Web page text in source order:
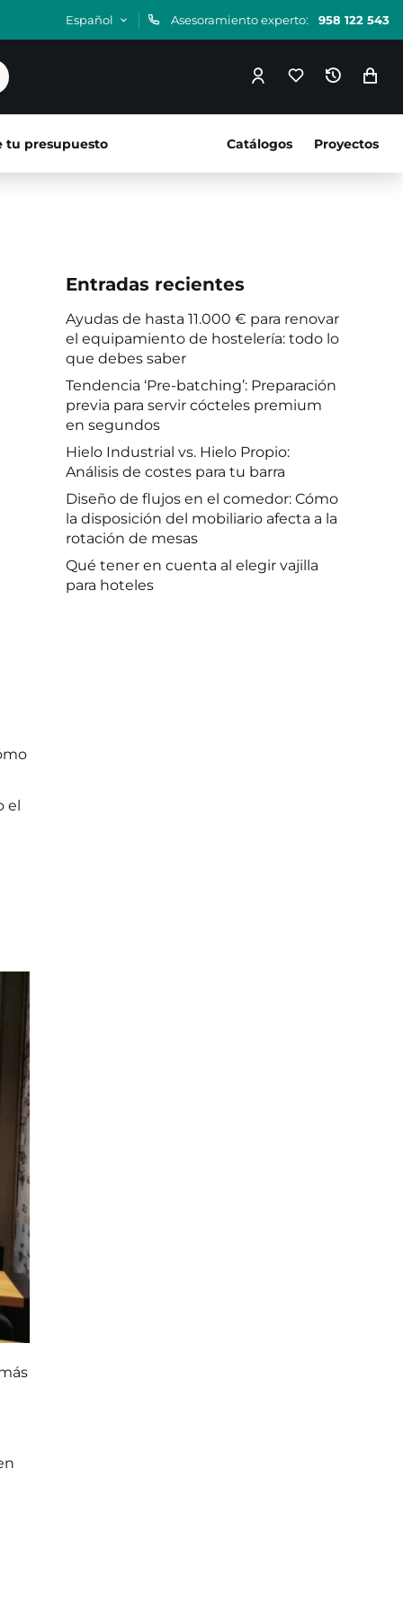
Español Asesoramiento experto: 958 122 543
tu presupuesto Proyectos
Catálogos
el
Entradas recientes
Ayudas de hasta 11.000 € para renovar
el equipamiento de hostelería: todo lo
que debes saber
Tendencia ‘Pre-batching’: Preparación
previa para servir cócteles premium
en segundos
Hielo Industrial vs. Hielo Propio:
Análisis de costes para tu barra
Diseño de flujos en el comedor: Cómo
la disposición del mobiliario afecta a la
rotación de mesas
Qué tener en cuenta al elegir vajilla
para hoteles